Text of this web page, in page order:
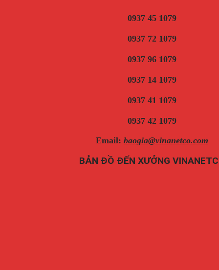
0937 45 1079
0937 72 1079
0937 96 1079
0937 14 1079
0937 41 1079
0937 42 1079
Email: baogia@vinanetco.com
BẢN ĐỒ ĐẾN XƯỞNG